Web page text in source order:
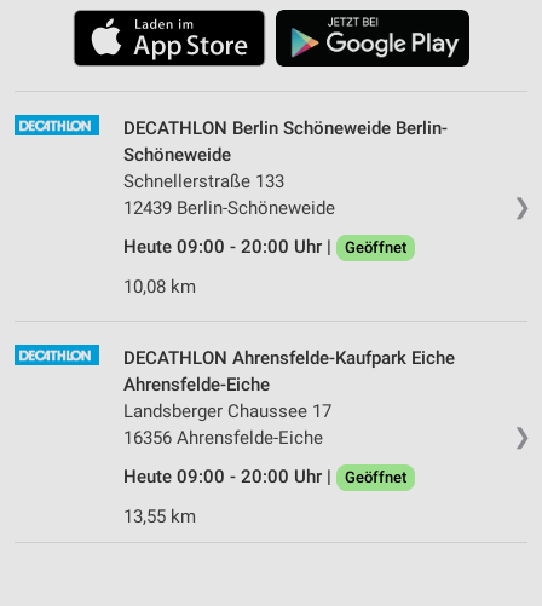
❯
DECATHLON Berlin Schöneweide Berlin-
Schöneweide
Schnellerstraße 133
12439 Berlin-Schöneweide
Heute 09:00 - 20:00 Uhr |
Geöffnet
10,08 km
❯
DECATHLON Ahrensfelde-Kaufpark Eiche
Ahrensfelde-Eiche
Landsberger Chaussee 17
16356 Ahrensfelde-Eiche
Heute 09:00 - 20:00 Uhr |
Geöffnet
13,55 km